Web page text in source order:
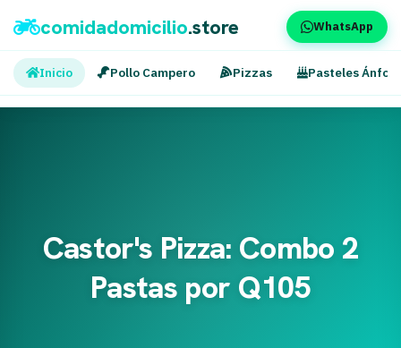
comidadomicilio.store WhatsApp
Inicio Pollo Campero Pizzas Pasteles Ánfora
Castor's Pizza: Combo 2
Pastas por Q105